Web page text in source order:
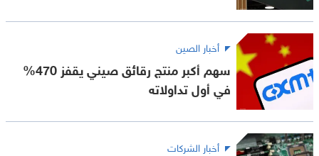
أخبار الصين
سهم أكبر منتج رقائق صيني يقفز 470%
في أول تداولاته
أخبار الشركات